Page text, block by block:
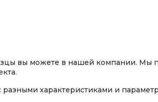
вы можете в нашей компании. Мы
характеристиками и